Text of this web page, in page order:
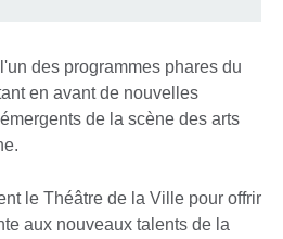
des programmes phares du
en avant de nouvelles
de la scène des arts
le Théâtre de la Ville pour offrir
aux nouveaux talents de la